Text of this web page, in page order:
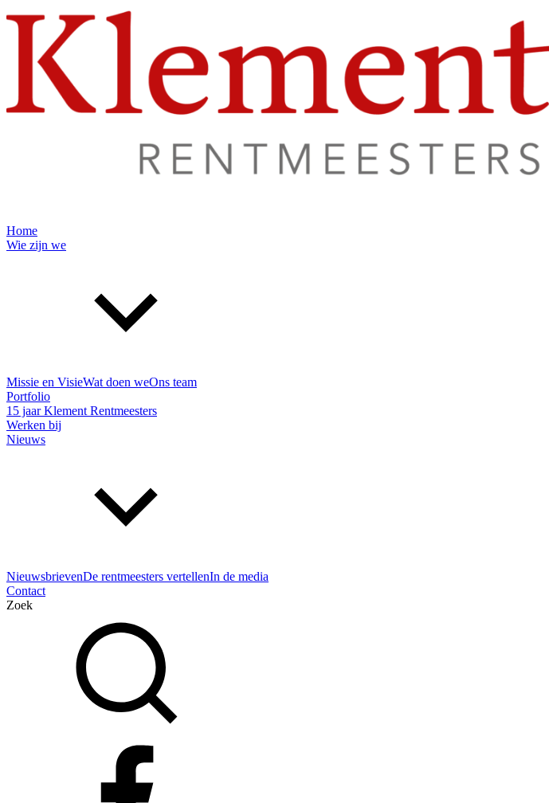
Home
Wie zijn we
Missie en VisieWat doen weOns team
Portfolio
15 jaar Klement Rentmeesters
Werken bij
Nieuws
NieuwsbrievenDe rentmeesters vertellenIn de media
Contact
Zoek